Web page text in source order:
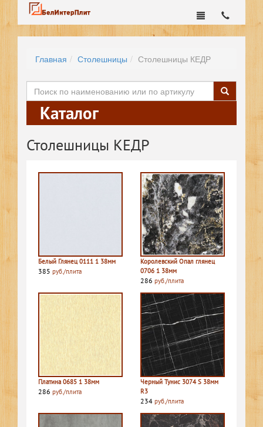
Главная Столешницы Столешницы КЕДР
Каталог
Столешницы КЕДР
Белый Глянец 0111 1 38мм
385 руб./плита
Королевский Опал глянец
0706 1 38мм
286 руб./плита
Платина 0685 1 38мм
286 руб./плита
Черный Тунис 3074 S 38мм
R3
234 руб./плита